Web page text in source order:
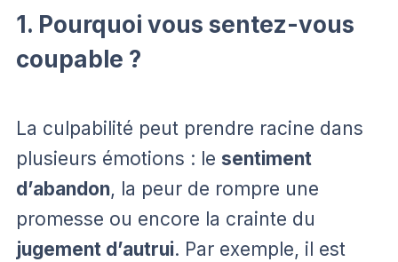
1. Pourquoi vous sentez-vous
coupable ?
La culpabilité peut prendre racine dans
plusieurs émotions : le sentiment
d’abandon, la peur de rompre une
promesse ou encore la crainte du
jugement d’autrui. Par exemple, il est